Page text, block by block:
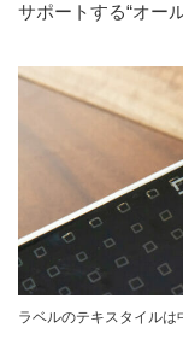
サポートする“オー
ラベルのテキスタイル